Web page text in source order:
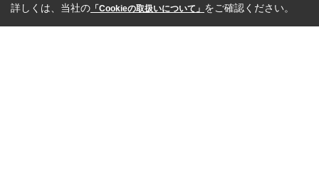
詳しくは、当社の 「Cookieの取扱いについて」 をご確認ください。